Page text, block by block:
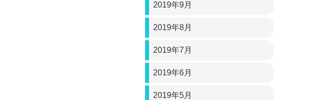
2019年9月
2019年8月
2019年7月
2019年6月
2019年5月